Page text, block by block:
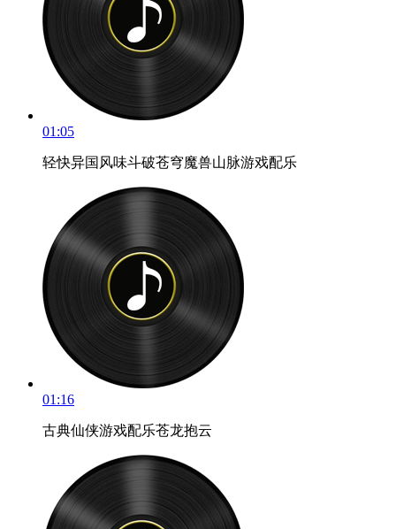
01:05
轻快异国风味斗破苍穹魔兽山脉游戏配乐
01:16
古典仙侠游戏配乐苍龙抱云